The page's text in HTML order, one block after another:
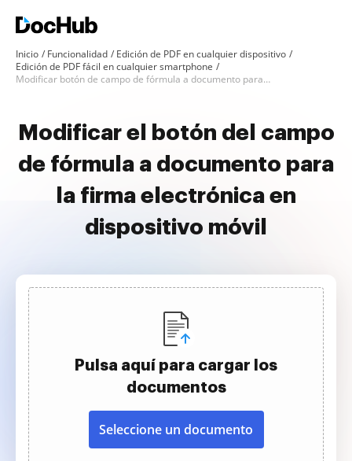
Inicio Funcionalidad
Edición de PDF en cualquier dispositivo
Edición de PDF fácil en cualquier smartphone
Modificar botón de campo de fórmula a documento para firma electrónica en smartphone
Modificar el botón del campo
de fórmula a documento para
la firma electrónica en
dispositivo móvil
Pulsa aquí para cargar los
documentos
Seleccione un documento